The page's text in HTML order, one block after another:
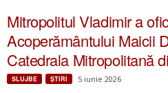
Mitropolitul Vladimir a
Acoperământului Maicii
Catedrala Mitropolitană
SLUJBE ŞTIRI 5 iunie 2026